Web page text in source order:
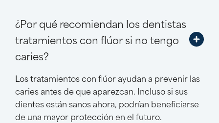
¿Por qué recomiendan los dentistas
tratamientos con flúor si no tengo
caries?
Los tratamientos con flúor ayudan a prevenir las
caries antes de que aparezcan. Incluso si sus
dientes están sanos ahora, podrían beneficiarse
de una mayor protección en el futuro.